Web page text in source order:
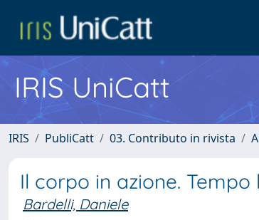
IRIS UniCatt
IRIS PubliCatt 03. Contributo in rivista
Il corpo in azione.
Bardelli, Daniele